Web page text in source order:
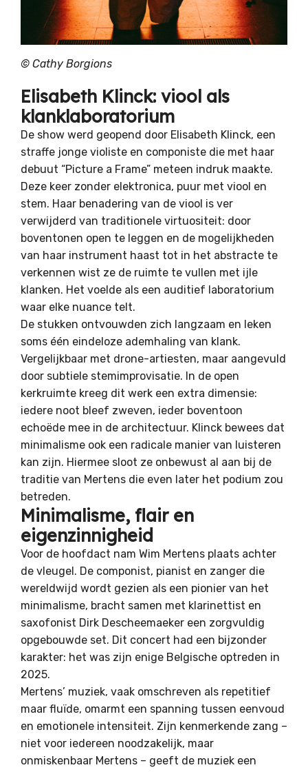
© Cathy Borgions
Elisabeth Klinck: viool als
klanklaboratorium
De show werd geopend door Elisabeth Klinck, een
straffe jonge violiste en componiste die met haar
debuut “Picture a Frame” meteen indruk maakte.
Deze keer zonder elektronica, puur met viool en
stem. Haar benadering van de viool is ver
verwijderd van traditionele virtuositeit: door
boventonen open te leggen en de mogelijkheden
van haar instrument haast tot in het abstracte te
verkennen wist ze de ruimte te vullen met ijle
klanken. Het voelde als een auditief laboratorium
waar elke nuance telt.
De stukken ontvouwden zich langzaam en leken
soms één eindeloze ademhaling van klank.
Vergelijkbaar met drone-artiesten, maar aangevuld
door subtiele stemimprovisatie. In de open
kerkruimte kreeg dit werk een extra dimensie:
iedere noot bleef zweven, ieder boventoon
echoëde mee in de architectuur. Klinck bewees dat
minimalisme ook een radicale manier van luisteren
kan zijn. Hiermee sloot ze onbewust al aan bij de
traditie van Mertens die even later het podium zou
betreden.
Minimalisme, flair en
eigenzinnigheid
Voor de hoofdact nam Wim Mertens plaats achter
de vleugel. De componist, pianist en zanger die
wereldwijd wordt gezien als een pionier van het
minimalisme, bracht samen met klarinettist en
saxofonist Dirk Descheemaeker een zorgvuldig
opgebouwde set. Dit concert had een bijzonder
karakter: het was zijn enige Belgische optreden in
2025.
Mertens’ muziek, vaak omschreven als repetitief
maar fluïde, omarmt een spanning tussen eenvoud
en emotionele intensiteit. Zijn kenmerkende zang –
niet voor iedereen noodzakelijk, maar
onmiskenbaar Mertens – geeft de muziek een